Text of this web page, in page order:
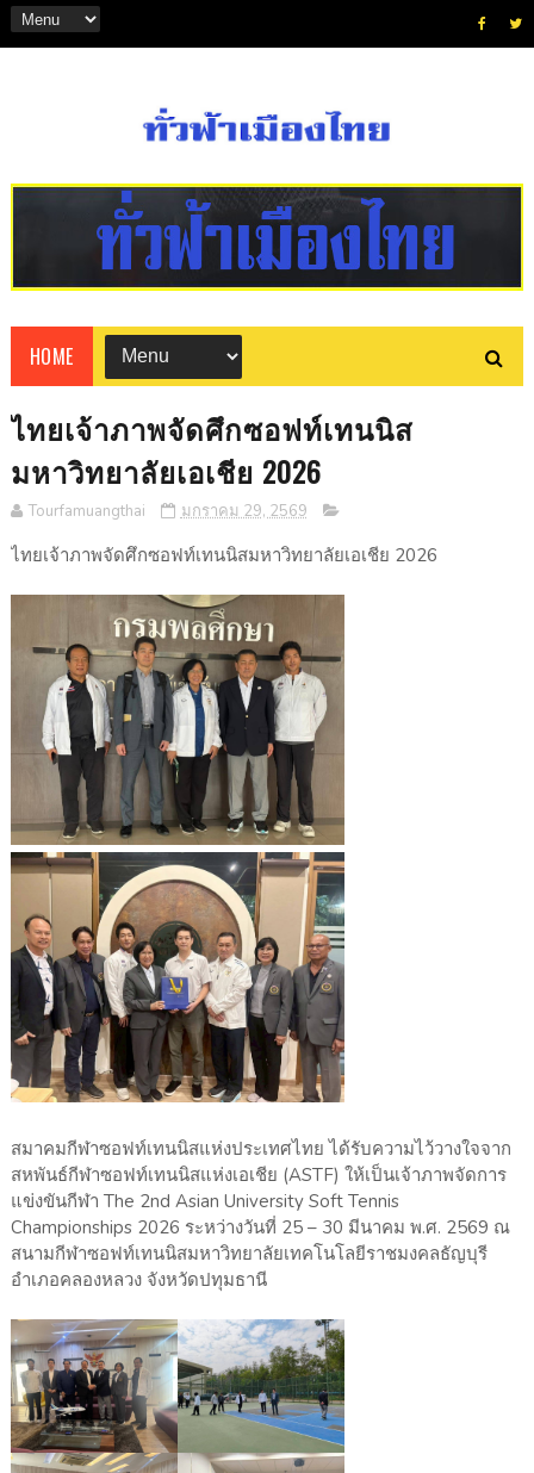
HOME
ไทยเจ้าภาพจัดศึกซอฟท์เทนนิส
มหาวิทยาลัยเอเชีย 2026
Tourfamuangthai มกราคม 29, 2569
ไทยเจ้าภาพจัดศึกซอฟท์เทนนิสมหาวิทยาลัยเอเชีย 2026
สมาคมกีฬาซอฟท์เทนนิสแห่งประเทศไทย ได้รับความไว้วางใจจาก
สหพันธ์กีฬาซอฟท์เทนนิสแห่งเอเชีย (ASTF) ให้เป็นเจ้าภาพจัดการ
แข่งขันกีฬา The 2nd Asian University Soft Tennis
Championships 2026 ระหว่างวันที่ 25 – 30 มีนาคม พ.ศ. 2569 ณ
สนามกีฬาซอฟท์เทนนิสมหาวิทยาลัยเทคโนโลยีราชมงคลธัญบุรี
อำเภอคลองหลวง จังหวัดปทุมธานี